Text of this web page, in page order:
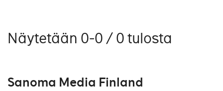
Näytetään 0-0 / 0 tulosta
Sanoma Media Finland